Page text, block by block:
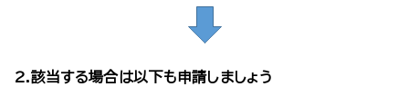
2.該当する場合は以下も申請しましょう